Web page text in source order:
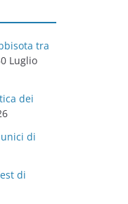
tra
Luglio
dei
di
di